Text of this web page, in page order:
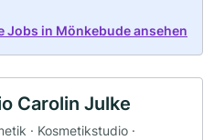
Jobs in Mönkebude ansehen
Carolin Julke
· Kosmetikstudio ·